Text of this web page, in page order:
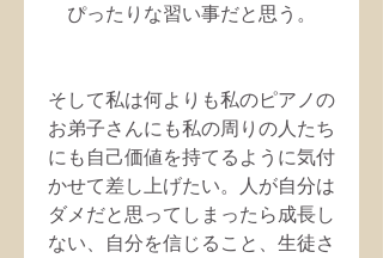
ぴったりな習い事だと思う。
そして私は何よりも私のピアノの
お弟子さんにも私の周りの人たち
にも自己価値を持てるように気付
かせて差し上げたい。人が自分は
ダメだと思ってしまったら成長し
ない、自分を信じること、生徒さ